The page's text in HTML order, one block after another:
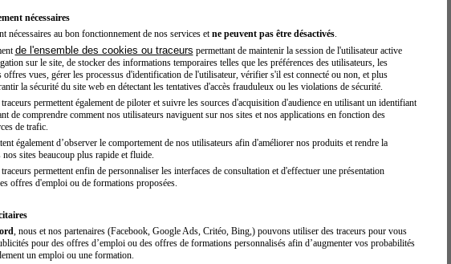
nécessaires
nécessaires au bon fonctionnement de nos services et ne peuvent pas être désactivés.
de l'ensemble des cookies ou traceurs permettant de maintenir la session de l'utilisateur active
sur le site, de stocker des informations temporaires telles que les préférences des utilisateurs, les
offres vues, gérer les processus d'identification de l'utilisateur, vérifier s'il est connecté ou non, et plus
la sécurité du site web en détectant les tentatives d'accès frauduleux ou les violations de sécurité.
permettent également de piloter et suivre les sources d'acquisition d'audience en utilisant un identifiant
de comprendre comment nos utilisateurs naviguent sur nos sites et nos applications en fonction des
de trafic.
également d’observer le comportement de nos utilisateurs afin d'améliorer nos produits et rendre la
sites beaucoup plus rapide et fluide.
permettent enfin de personnaliser les interfaces de consultation et d'effectuer une présentation
offres d'emploi ou de formations proposées.
, nous et nos partenaires (Facebook, Google Ads, Critéo, Bing,) pouvons utiliser des traceurs pour vous
pour des offres d’emploi ou des offres de formations personnalisés afin d’augmenter vos probabilités
un emploi ou une formation.